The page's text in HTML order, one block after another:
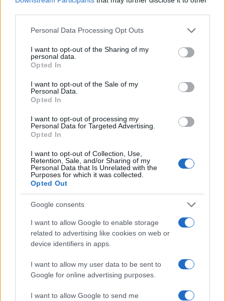
Please note that this website/app uses one or more Google
not limited to your visit or usage behaviour. You may click to
grant or deny consent to Google and its third-party tags to
use your data for below specified purposes in below Google
consent section.
Personal Data Processing Opt Outs
I want to opt-out of the Sharing of my
personal data.
Opted In
I want to opt-out of the Sale of my
Personal Data.
Opted In
I want to opt-out of processing my
Personal Data for Targeted Advertising.
Opted In
I want to opt-out of Collection, Use,
Retention, Sale, and/or Sharing of my
Personal Data that Is Unrelated with the
Purposes for which it was collected.
Opted Out
Google consents
I want to allow Google to enable storage
related to advertising like cookies on web or
device identifiers in apps.
I want to allow my user data to be sent to
Google for online advertising purposes.
I want to allow Google to send me
Források szerint Graham úgy látja, hogy a
amerikai-szaúdi védelmi paktum kétpárti
szenátusi jóváhagyása.
Izraelben Bezalel Szmotrics pénzügyminiszter
2025-öt a „szuverenitás évének” nevezte.
Magas rangú izraeli politikai források szerint
azonban Szmotrics retorikája arra irányul,
hogy megerősítse bázisának támogatását.
A szaúdi koronaherceg attól tart,
Gyarmatosítónak bélyegzett
telepesvezető mentette meg egy